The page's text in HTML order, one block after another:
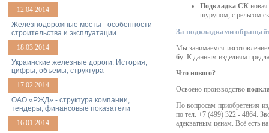
12.04.2014
Железнодорожные мосты - особенности
строительства и эксплуатации
18.03.2014
Украинские железные дороги. История,
цифры, объемы, структура
17.02.2014
ОАО «РЖД» - структура компании,
тендеры, финансовые показатели
16.01.2014
Подкладка СКновая
шурупом, с рельсом
За подкладками
Мы занимаемся
бу. К данным изделиям
Что нового?
Освоено производство
По вопросам приобретения
по тел. +7 (499) 322 - 4864.
адекватным ценам. Всё есть